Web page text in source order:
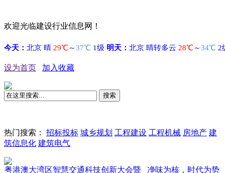
欢迎光临建设行业信息网！
设为首页 加入收藏
搜索
热门搜索： 招标投标 城乡规划 工程建设 工程机械 房地产 建
筑信息化 建筑电气
大湾区智慧交通科技创新大会暨 净味为核，时代为势：森